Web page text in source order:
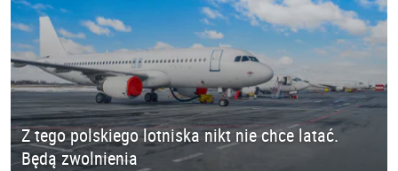
Z tego polskiego lotniska nikt nie chce latać.
Będą zwolnienia